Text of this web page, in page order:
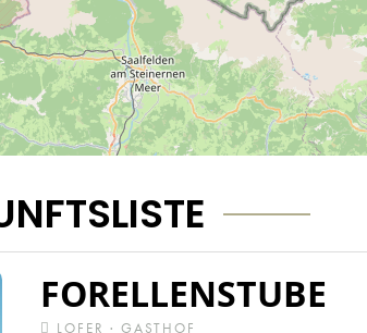
FORELLENSTUBE
LOFER · GASTHOF